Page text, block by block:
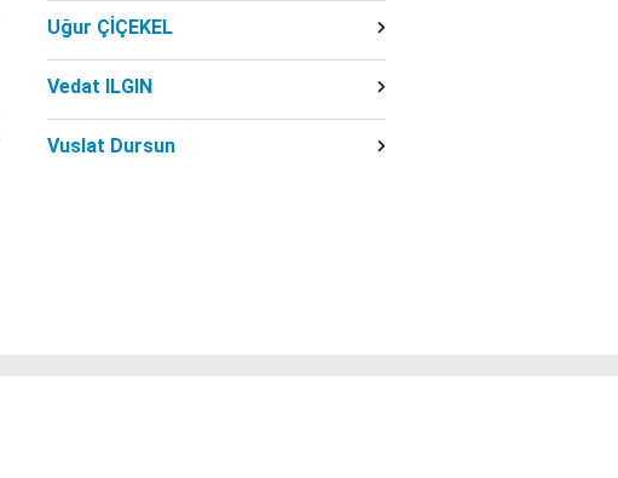
Uğur ÇİÇEKEL
Vedat ILGIN
Vuslat Dursun